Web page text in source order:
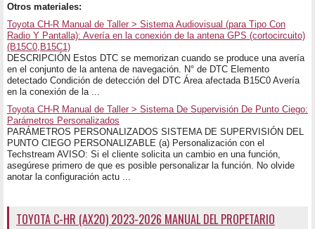
Otros materiales:
Toyota CH-R Manual de Taller > Sistema Audiovisual (para Tipo Con
Radio Y Pantalla): Avería en la conexión de la antena GPS (cortocircuito)
(B15C0,B15C1)
DESCRIPCIÓN Estos DTC se memorizan cuando se produce una avería
en el conjunto de la antena de navegación. N° de DTC Elemento
detectado Condición de detección del DTC Área afectada B15C0 Avería
en la conexión de la ...
Toyota CH-R Manual de Taller > Sistema De Supervisión De Punto Ciego:
Parámetros Personalizados
PARÁMETROS PERSONALIZADOS SISTEMA DE SUPERVISIÓN DEL
PUNTO CIEGO PERSONALIZABLE (a) Personalización con el
Techstream AVISO: Si el cliente solicita un cambio en una función,
asegúrese primero de que es posible personalizar la función. No olvide
anotar la configuración actu ...
TOYOTA C-HR (AX20) 2023-2026 MANUAL DEL PROPETARIO